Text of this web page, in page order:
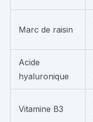
Marc de raisin
Acide
hyaluronique
Vitamine B3